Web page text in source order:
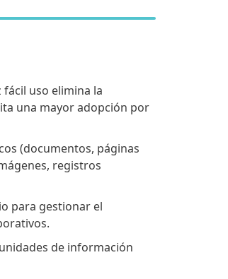
uso elimina la
una mayor adopción por
(documentos, páginas
registros
para gestionar el
de información